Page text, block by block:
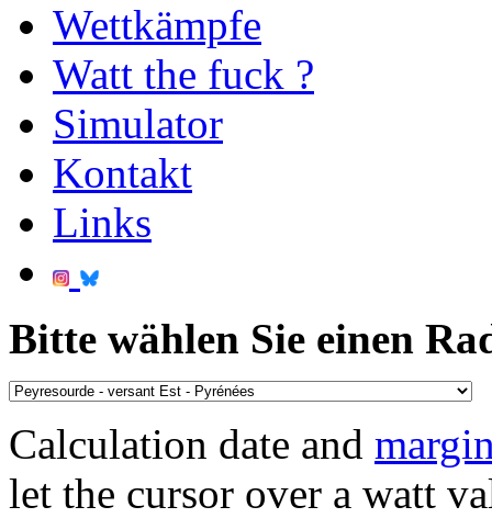
Wettkämpfe
Watt the fuck ?
Simulator
Kontakt
Links
Bitte wählen Sie einen
Calculation date and
let the cursor over a watt